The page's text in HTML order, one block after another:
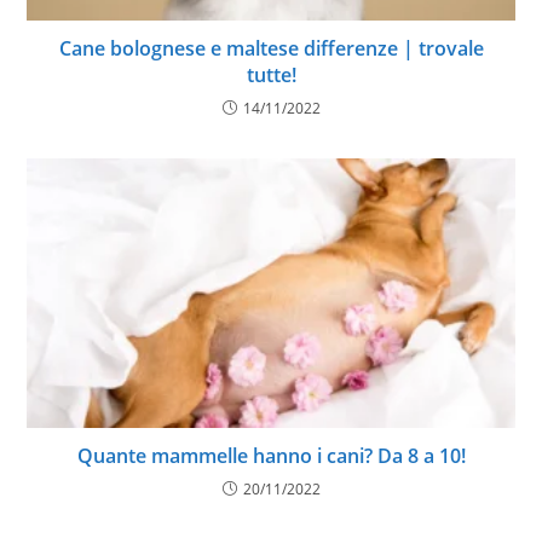
Cane bolognese e maltese differenze | trovale
tutte!
14/11/2022
Quante mammelle hanno i cani? Da 8 a 10!
20/11/2022